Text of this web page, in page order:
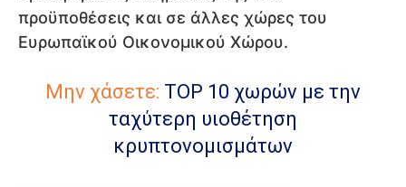
προϋποθέσεις και σε άλλες χώρες του
Ευρωπαϊκού Οικονομικού Χώρου.
Μην χάσετε: TOP 10 χωρών με την
ταχύτερη υιοθέτηση
κρυπτονομισμάτων